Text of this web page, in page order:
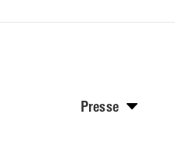
Presse